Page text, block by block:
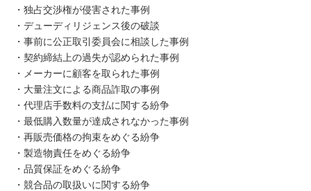
・独占交渉権が侵害された事例
・デューディリジェンス後の破談
・事前に公正取引委員会に相談した事例
・契約締結上の過失が認められた事例
・メーカーに顧客を取られた事例
・大量注文による商品詐取の事例
・代理店手数料の支払に関する紛争
・最低購入数量が達成されなかった事例
・再販売価格の拘束をめぐる紛争
・製造物責任をめぐる紛争
・品質保証をめぐる紛争
・競合品の取扱いに関する紛争